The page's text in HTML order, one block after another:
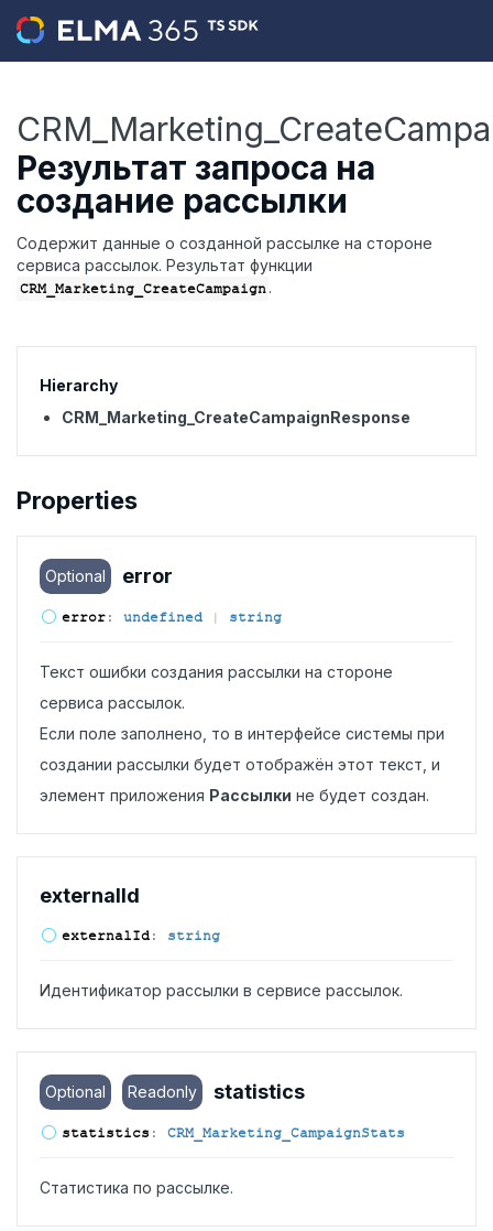
Результат запроса на
создание рассылки
Содержит данные о созданной рассылке на стороне
сервиса рассылок. Результат функции
CRM_Marketing_CreateCampaign .
Hierarchy
CRM_Marketing_CreateCampaignResponse
Properties
Optional error
error: undefined | string
Текст ошибки создания рассылки на стороне
сервиса рассылок.
Если поле заполнено, то в интерфейсе системы при
создании рассылки будет отображён этот текст, и
элемент приложения Рассылки не будет создан.
externalId
externalId: string
Идентификатор рассылки в сервисе рассылок.
Optional Readonly statistics
statistics : CRM_Marketing_CampaignStats
Статистика по рассылке.